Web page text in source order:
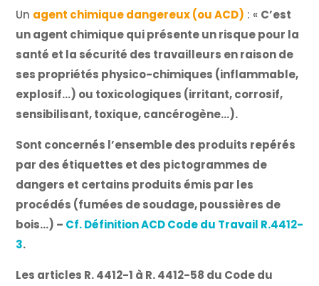
Un agent chimique dangereux (ou ACD) : « C’est
un agent chimique qui présente un risque pour la
santé et la sécurité des travailleurs en raison de
ses propriétés physico-chimiques (inflammable,
explosif…) ou toxicologiques (irritant, corrosif,
sensibilisant, toxique, cancérogène…).
Sont concernés l’ensemble des produits repérés
par des étiquettes et des pictogrammes de
dangers et certains produits émis par les
procédés (fumées de soudage, poussières de
bois…) – Cf. Définition ACD Code du Travail R.4412-
3.
Les articles R. 4412-1 à R. 4412-58 du Code du